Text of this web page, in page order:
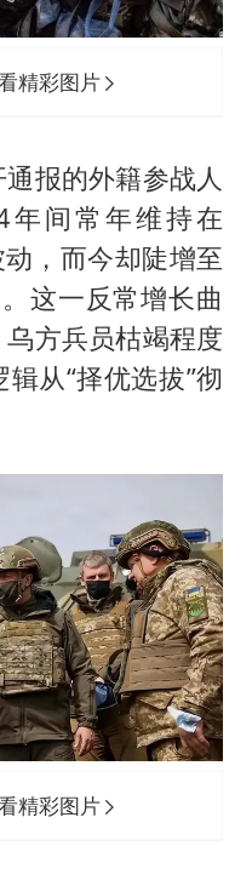
精彩图片
报的外籍参战人
年间常年维持在
，而今却陡增至
这一反常增长曲
方兵员枯竭程度
从“择优选拔”彻
精彩图片